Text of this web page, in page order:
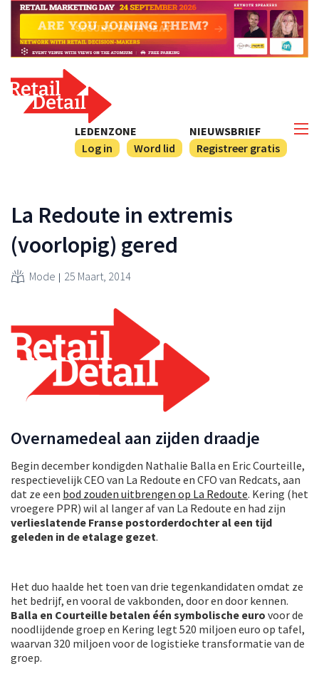
NIEUWSBRIEF
Registreer gratis
LEDENZONE
Log in
Word lid
La Redoute in extremis
(voorlopig) gered
Mode 25 Maart, 2014
Overnamedeal aan zijden draadje
Begin december kondigden Nathalie Balla en Eric Courteille,
respectievelijk CEO van La Redoute en CFO van Redcats, aan
dat ze een bod zouden uitbrengen op La Redoute. Kering (het
vroegere PPR) wil al langer af van La Redoute en had zijn
verlieslatende Franse postorderdochter al een tijd
geleden in de etalage gezet.
Het duo haalde het toen van drie tegenkandidaten omdat ze
het bedrijf, en vooral de vakbonden, door en door kennen.
Balla en Courteille betalen één symbolische euro voor de
noodlijdende groep en Kering legt 520 miljoen euro op tafel,
waarvan 320 miljoen voor de logistieke transformatie van de
groep.